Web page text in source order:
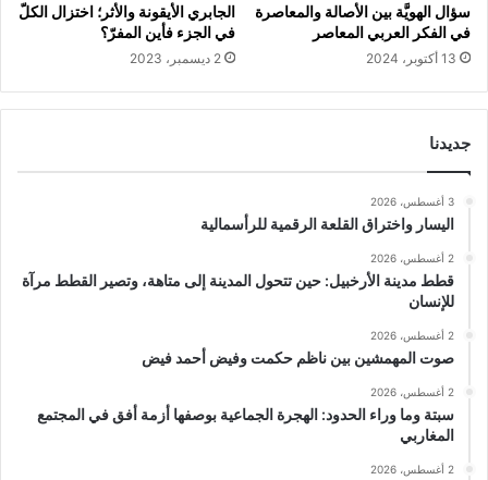
سؤال الهويَّة بين الأصالة والمعاصرة
في الفكر العربي المعاصر
13 أكتوبر، 2024
الجابري الأيقونة والأثر؛ اختزال الكلّ
في الجزء فأين المفرّ؟
2 ديسمبر، 2023
جديدنا
3 أغسطس، 2026
اليسار واختراق القلعة الرقمية للرأسمالية
2 أغسطس، 2026
قطط مدينة الأرخبيل: حين تتحول المدينة إلى متاهة، وتصير القطط مرآة
للإنسان
2 أغسطس، 2026
صوت المهمشين بين ناظم حكمت وفيض أحمد فيض
2 أغسطس، 2026
سبتة وما وراء الحدود: الهجرة الجماعية بوصفها أزمة أفق في المجتمع
المغاربي
2 أغسطس، 2026